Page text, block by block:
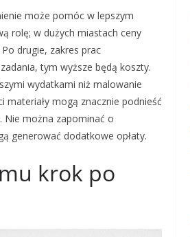
może pomóc w lepszym
rolę; w dużych miastach ceny
drugie, zakres prac
tym wyższe będą koszty.
wydatkami niż malowanie
mogą znacznie podnieść
Nie można zapominać o
generować dodatkowe opłaty.
krok po